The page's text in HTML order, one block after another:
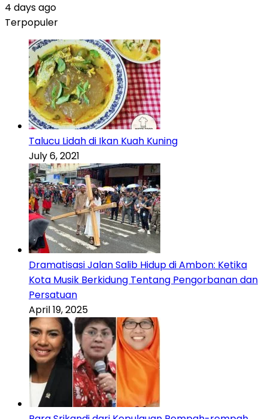
4 days ago
Terpopuler
Talucu Lidah di Ikan Kuah Kuning
July 6, 2021
Dramatisasi Jalan Salib Hidup di Ambon: Ketika
Kota Musik Berkidung Tentang Pengorbanan dan
Persatuan
April 19, 2025